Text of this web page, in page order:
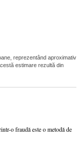
reprezentând aproximativ
estimare rezultă din
o fraudă este o metodă de